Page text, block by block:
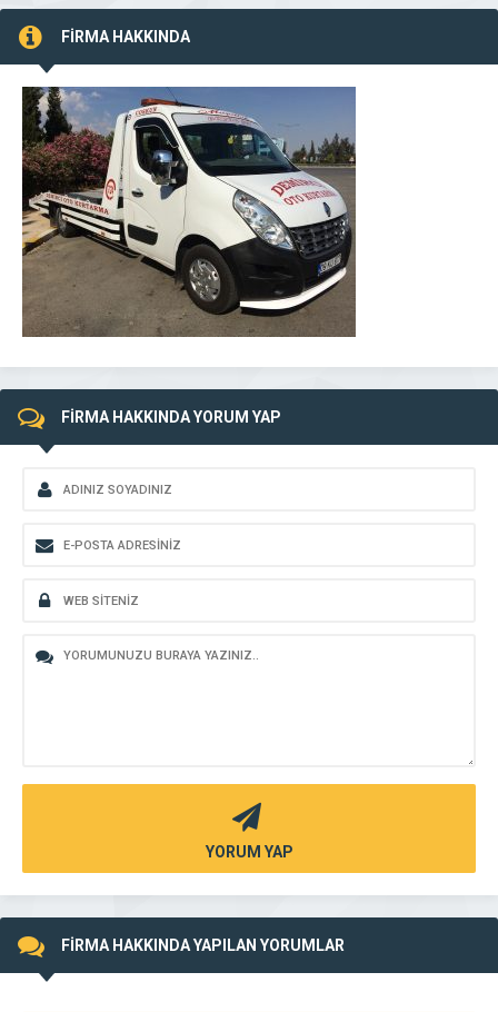
FİRMA HAKKINDA
FİRMA HAKKINDA YORUM YAP
YORUM YAP
FİRMA HAKKINDA YAPILAN YORUMLAR